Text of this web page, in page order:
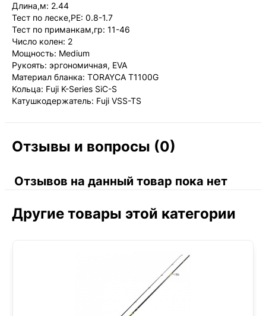
Длина,м: 2.44
Тест по леске,PE: 0.8-1.7
Тест по приманкам,гр: 11-46
Число колен: 2
Мощность: Medium
Рукоять: эргономичная, EVA
Материал бланка: TORAYCA T1100G
Кольца: Fuji K-Series SiC-S
Катушкодержатель: Fuji VSS-TS
Отзывы и вопросы (0)
Отзывов на данный товар пока нет
Другие товары этой категории